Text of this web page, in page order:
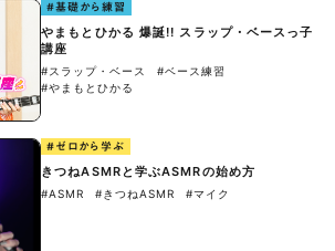
#基礎から練習
やまもとひかる 爆誕!! スラップ・ベースっ子
講座
#スラップ・ベース
#ベース練習
#やまもとひかる
#ゼロから学ぶ
きつねASMRと学ぶASMRの始め方
#ASMR #きつねASMR #マイク